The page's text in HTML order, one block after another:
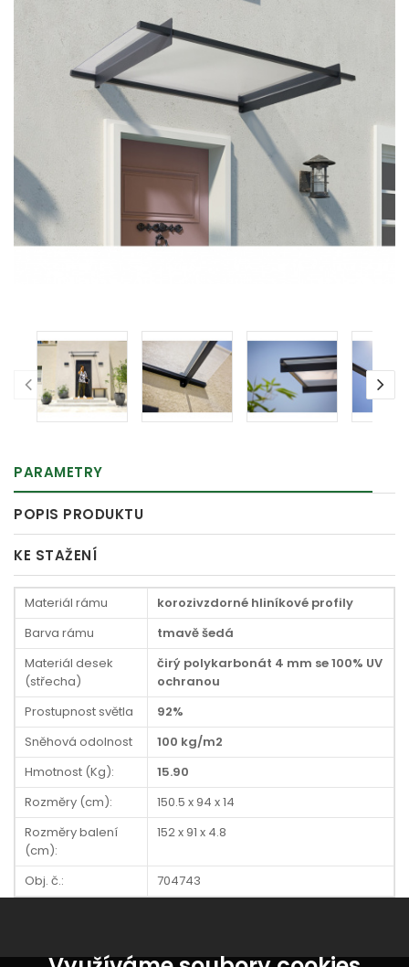
PARAMETRY
POPIS PRODUKTU
KE STAŽENÍ
Materiál rámu
korozivzdorné hliníkové profily
Barva rámu
tmavě šedá
Materiál desek
(střecha)
čirý polykarbonát 4 mm se 100% UV
ochranou
Prostupnost světla
92%
Sněhová odolnost
100 kg/m2
Hmotnost (Kg):
15.90
Rozměry (cm):
150.5 x 94 x 14
Rozměry balení
(cm):
152 x 91 x 4.8
Obj. č.: 704743